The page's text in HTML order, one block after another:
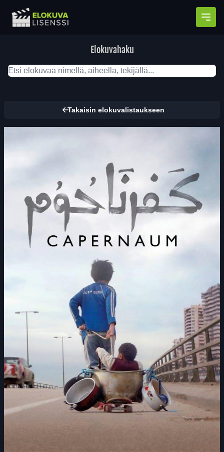
Elokuvahaku
Takaisin elokuvalistaukseen